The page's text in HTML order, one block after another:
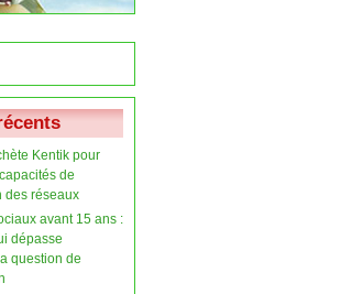
Kentik pour
de
des réseaux
avant 15 ans :
dépasse
question de